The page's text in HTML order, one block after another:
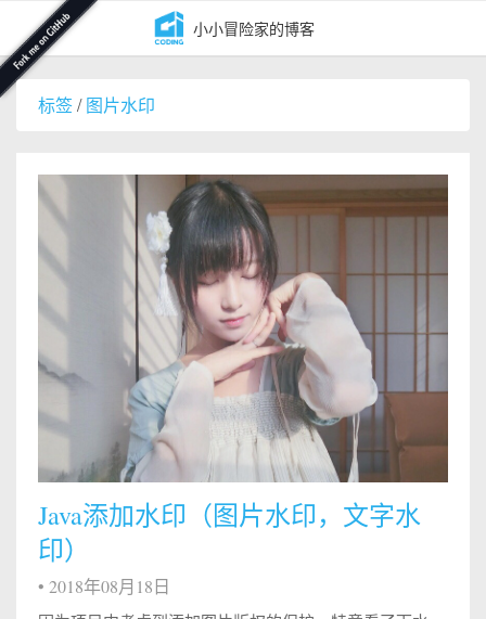
小小冒险家的博客
标签/图片水印
Java添加水印（图片水印，文字水
印）
• 2018年08月18日